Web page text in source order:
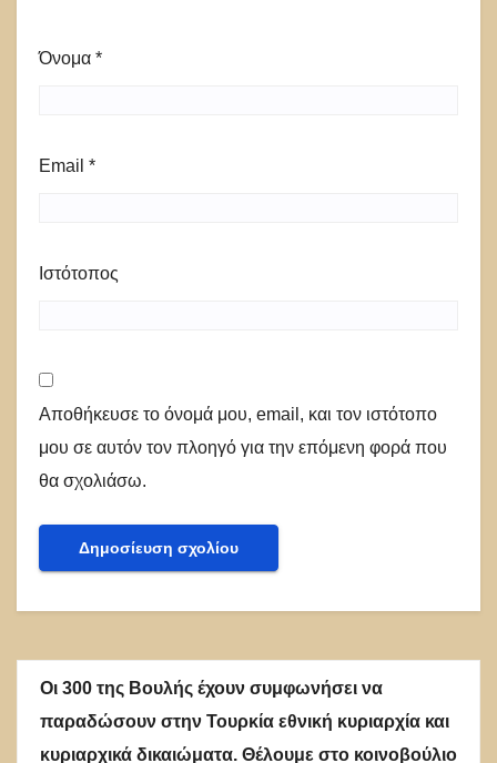
Όνομα *
Email *
Ιστότοπος
Αποθήκευσε το όνομά μου, email, και τον ιστότοπο
μου σε αυτόν τον πλοηγό για την επόμενη φορά που
θα σχολιάσω.
Οι 300 της Βουλής έχουν συμφωνήσει να
παραδώσουν στην Τουρκία εθνική κυριαρχία και
κυριαρχικά δικαιώματα. Θέλουμε στο κοινοβούλιο